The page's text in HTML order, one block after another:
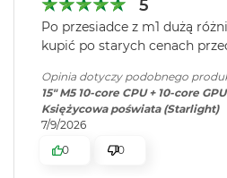
s
k
u
M
a
c
B
Możliwość wyświetlania miliarda
Szeroka gama kolorów (P3)
Technologia True Tone
Ładowanie i
Dwa
USB 4
5
Po przesiadce z m1 dużą
kupić po starych cenach
Opinia dotyczy podobnego
15" M5 10‑core CPU + 10‑core
Księżycowa poświata (Starlight)
7/9/2026
0
0